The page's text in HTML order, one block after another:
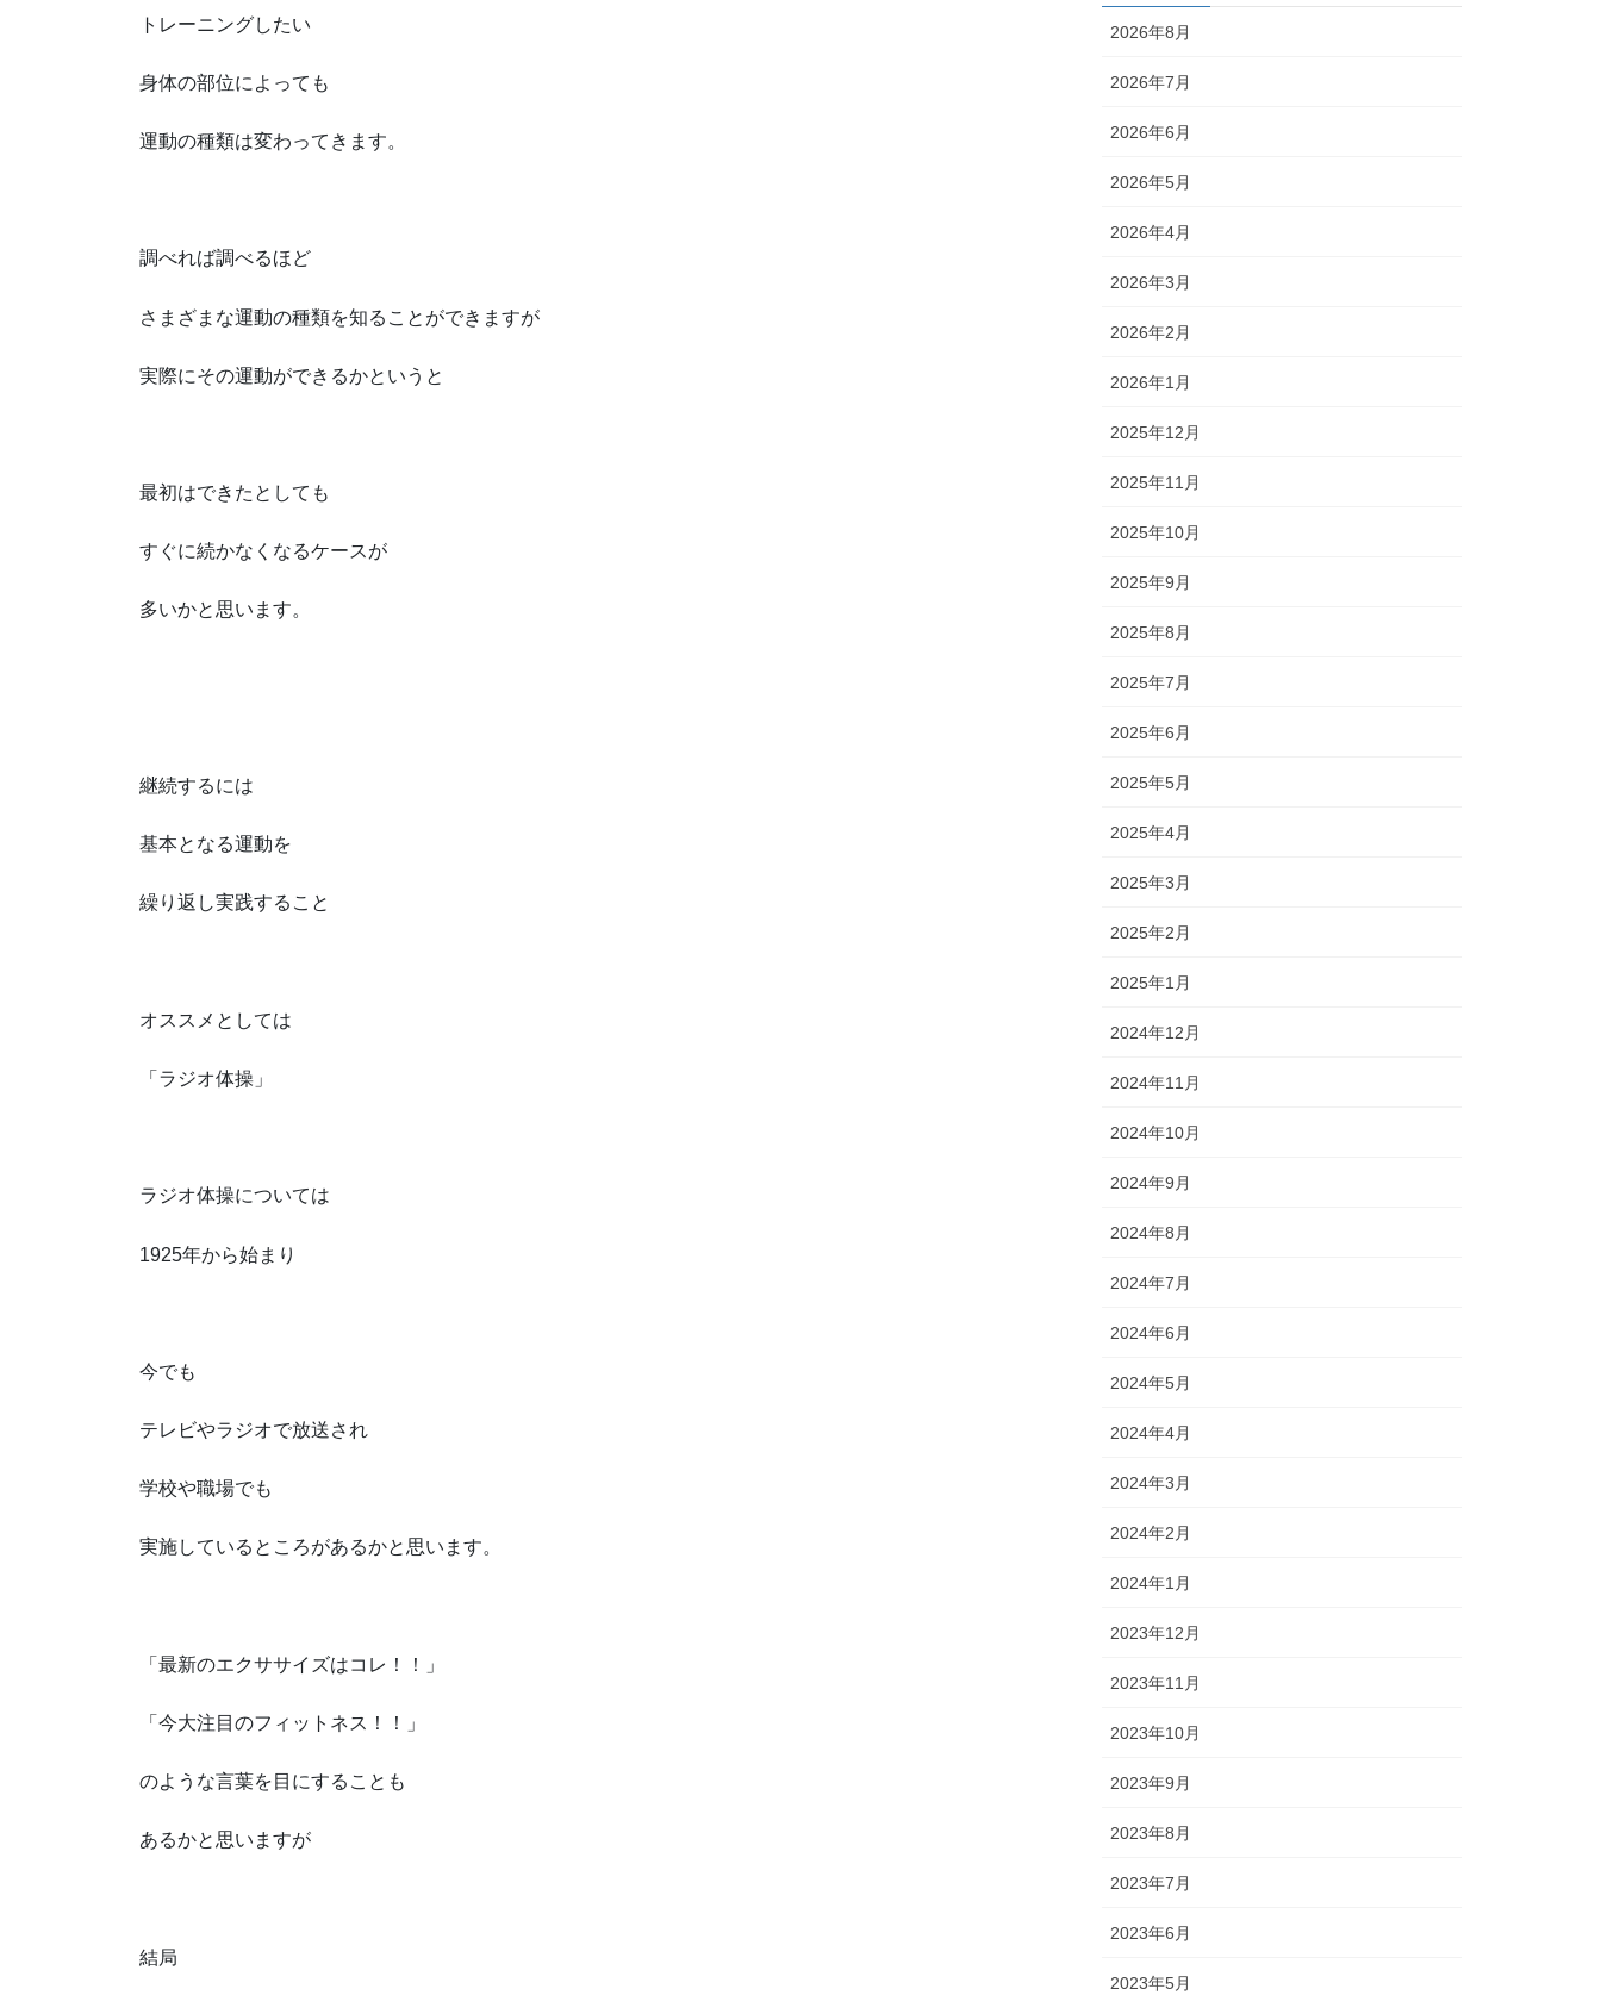
トレーニングしたい
身体の部位によっても
運動の種類は変わってきます。
調べれば調べるほど
さまざまな運動の種類を知ることができますが
実際にその運動ができるかというと
最初はできたとしても
すぐに続かなくなるケースが
多いかと思います。
継続するには
基本となる運動を
繰り返し実践すること
オススメとしては
「ラジオ体操」
ラジオ体操については
1925年から始まり
今でも
テレビやラジオで放送され
学校や職場でも
実施しているところがあるかと思います。
「最新のエクササイズはコレ！！」
「今大注目のフィットネス！！」
のような言葉を目にすることも
あるかと思いますが
結局
2026年8月
2026年7月
2026年6月
2026年5月
2026年4月
2026年3月
2026年2月
2026年1月
2025年12月
2025年11月
2025年10月
2025年9月
2025年8月
2025年7月
2025年6月
2025年5月
2025年4月
2025年3月
2025年2月
2025年1月
2024年12月
2024年11月
2024年10月
2024年9月
2024年8月
2024年7月
2024年6月
2024年5月
2024年4月
2024年3月
2024年2月
2024年1月
2023年12月
2023年11月
2023年10月
2023年9月
2023年8月
2023年7月
2023年6月
2023年5月